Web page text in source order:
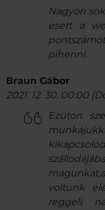
Nagyon
esett a
pihenni.
Braun Gábor
2021. 12. 30. 00:00 (
Ezúton
voltunk
reggeli,